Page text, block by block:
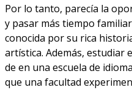
Por lo tanto, parecía la
y pasar más tiempo
conocida por su rica
artística. Además, estudiar
de en una escuela de
que una facultad